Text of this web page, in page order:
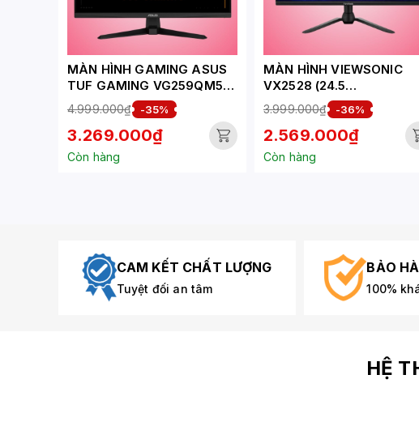
MÀN HÌNH GAMING ASUS
TUF GAMING VG259QM5A
(24.5 INCH - IPS - FHD -
0.3MS - 240HZ - SPEAKER)
4.999.000₫ -35%
3.269.000₫
Còn hàng
MÀN HÌNH VIEWSONIC
VX2528 (24.5
INCH/FHD/IPS/180HZ/0.5M
S/LOA)
3.999.000₫ -36%
2.569.000₫
Còn hàng
CAM KẾT CHẤT LƯỢNG
Tuyệt đối an tâm
BẢO
100%
HỆ